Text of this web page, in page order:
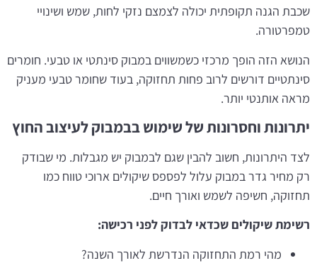
שכבת הגנה תקופתית יכולה לצמצם נזקי לחות, שמש ושינויי
טמפרטורה.
הנושא הזה הופך מרכזי כשמשווים במבוק סינתטי או טבעי. חומרים
סינתטיים דורשים לרוב פחות תחזוקה, בעוד שחומר טבעי מעניק
מראה אותנטי יותר.
יתרונות וחסרונות של שימוש בבמבוק לעיצוב החוץ
לצד היתרונות, חשוב להבין שגם לבמבוק יש מגבלות. מי שבודק
רק מחיר גדר במבוק עלול לפספס שיקולים ארוכי טווח כמו
תחזוקה, חשיפה לשמש ואורך חיים.
רשימת שיקולים שכדאי לבדוק לפני רכישה:
מהי רמת התחזוקה הנדרשת לאורך השנה?